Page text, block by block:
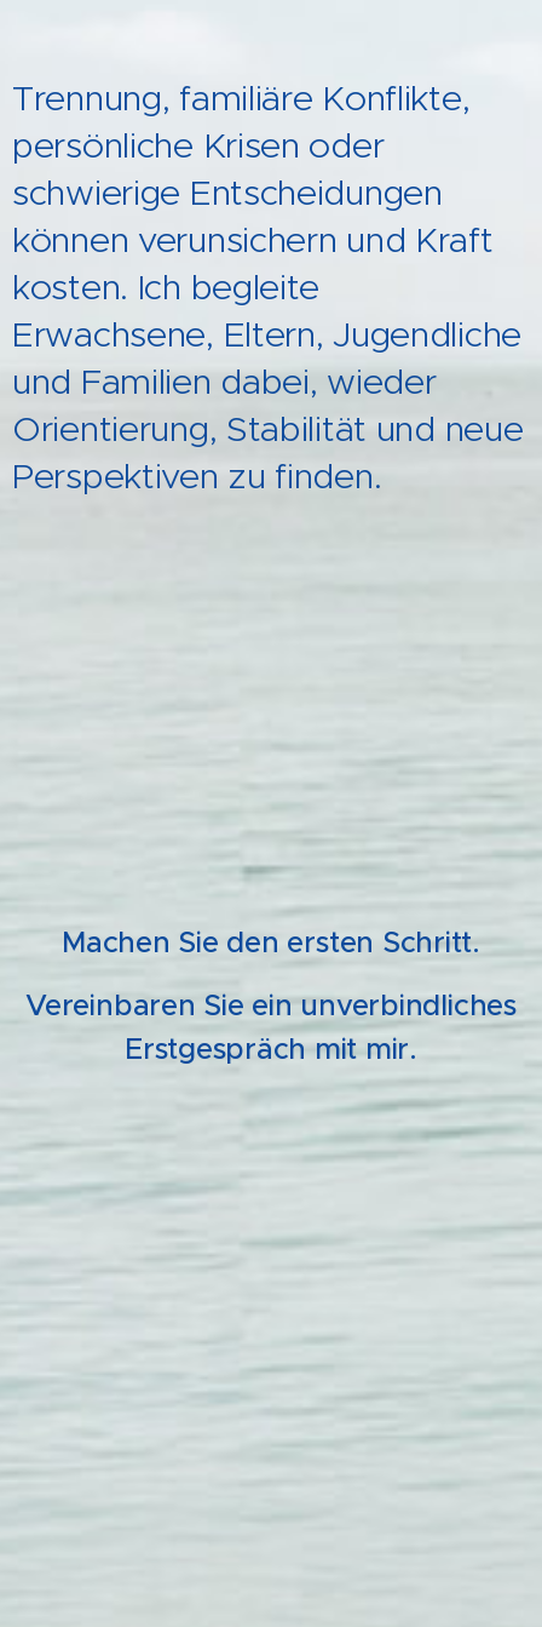
Trennung, familiäre Konflikte,
persönliche Krisen oder
schwierige Entscheidungen
können verunsichern und Kraft
kosten. Ich begleite
Erwachsene, Eltern, Jugendliche
und Familien dabei, wieder
Orientierung, Stabilität und neue
Perspektiven zu finden.
Machen Sie den ersten Schritt.
Vereinbaren Sie ein unverbindliches
Erstgespräch mit mir.